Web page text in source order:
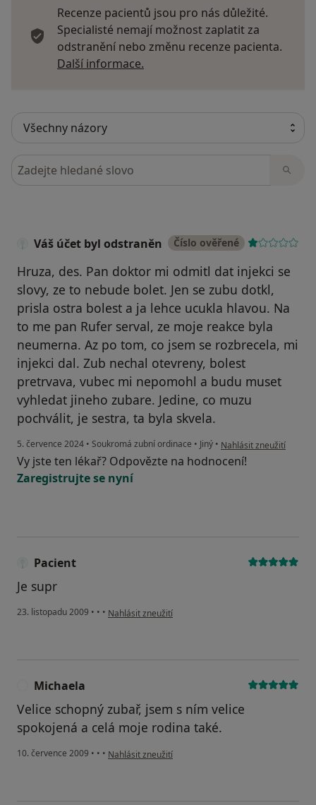
Recenze pacientů jsou pro nás důležité.
Specialisté nemají možnost zaplatit za
odstranění nebo změnu recenze pacienta.
Další informace.
Hledejte v názorech
Váš účet byl odstraněn Číslo ověřené
Hruza, des. Pan doktor mi odmitl dat injekci se
slovy, ze to nebude bolet. Jen se zubu dotkl,
prisla ostra bolest a ja lehce ucukla hlavou. Na
to me pan Rufer serval, ze moje reakce byla
neumerna. Az po tom, co jsem se rozbrecela, mi
injekci dal. Zub nechal otevreny, bolest
pretrvava, vubec mi nepomohl a budu muset
vyhledat jineho zubare. Jedine, co muzu
pochválit, je sestra, ta byla skvela.
5. července 2024 • Soukromá zubní ordinace • Jiný • podle názoru uživatele
Nahlásit zneužití
Vy jste ten lékař? Odpovězte na hodnocení!
Zaregistrujte se nyní
Pacient
Je supr
23. listopadu 2009 • • • podle názoru uživatele Pacient
Nahlásit zneužití
Michaela
Velice schopný zubař, jsem s ním velice
spokojená a celá moje rodina také.
10. července 2009 • • • podle názoru uživatele Michaela
Nahlásit zneužití